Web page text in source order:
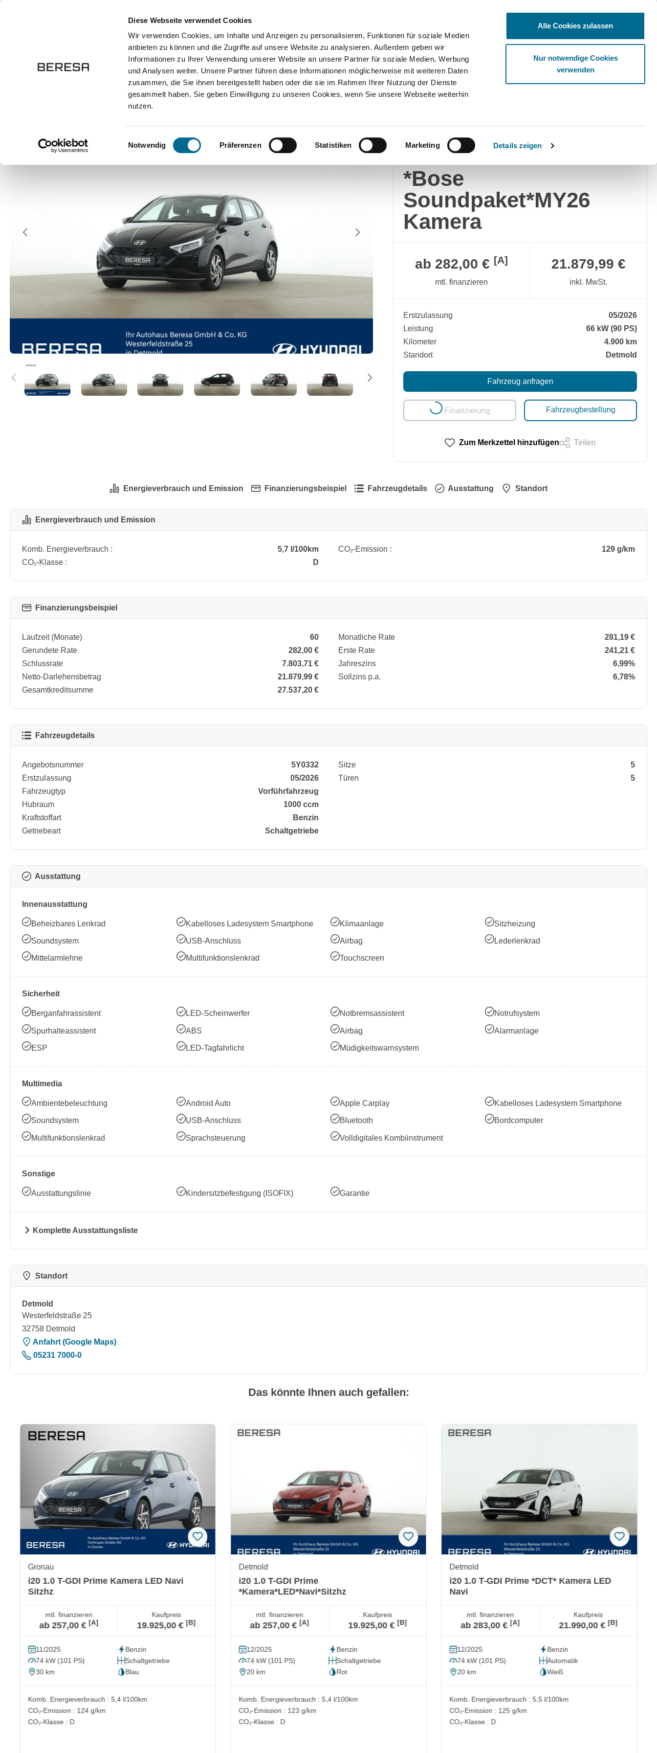
Diese Webseite verwendet Cookies
Wir verwenden Cookies, um Inhalte und Anzeigen zu personalisieren, Funktionen für soziale Medien
anbieten zu können und die Zugriffe auf unsere Website zu analysieren. Außerdem geben wir
Informationen zu Ihrer Verwendung unserer Website an unsere Partner für soziale Medien, Werbung
und Analysen weiter. Unsere Partner führen diese Informationen möglicherweise mit weiteren Daten
zusammen, die Sie ihnen bereitgestellt haben oder die sie im Rahmen Ihrer Nutzung der Dienste
gesammelt haben. Sie geben Einwilligung zu unseren Cookies, wenn Sie unsere Webseite weiterhin
nutzen.
Einwilligungsauswahl
Notwendig Präferenzen Statistiken Marketing Details zeigen
Alle Cookies zulassen
Nur notwendige Cookies
verwenden
Onlineshop
Hyundai
i20 1.0 T-GDI Trend
*Bose
Soundpaket*MY26
Kamera
21.879,99 €
inkl. MwSt.
ab 282,00 € [A]
mtl. finanzieren
Erstzulassung
05/2026
Leistung
66 kW (90 PS)
Kilometer
4.900 km
Standort
Detmold
Fahrzeug anfragen
Loading...
Finanzierung Fahrzeugbestellung
Zum Merkzettel hinzufügen Teilen
Energieverbrauch und Emission Finanzierungsbeispiel Fahrzeugdetails Ausstattung Standort
Energieverbrauch und Emission
Komb. Energieverbrauch : 5,7 l/100km CO₂-Emission :
129 g/km
CO₂-Klasse :
D
Finanzierungsbeispiel
Laufzeit (Monate) 60 Monatliche Rate
281,19 €
Gerundete Rate
282,00 € Erste Rate
241,21 €
Schlussrate
7.803,71 € Jahreszins
6,99%
Netto-Darlehensbetrag
21.879,99 € Sollzins p.a.
6,78%
Gesamtkreditsumme
27.537,20 €
Fahrzeugdetails
Angebotsnummer
5Y0332
Erstzulassung
05/2026
Fahrzeugtyp
Vorführfahrzeug
Hubraum
1000 ccm
Kraftstoffart
Benzin
Getriebeart
Schaltgetriebe
Sitze
5
Türen
5
Ausstattung
Innenausstattung
Beheizbares Lenkrad Kabelloses Ladesystem Smartphone Klimaanlage Sitzheizung
Soundsystem USB-Anschluss Airbag Lederlenkrad
Mittelarmlehne Multifunktionslenkrad Touchscreen
Sicherheit
Berganfahrassistent LED-Scheinwerfer Notbremsassistent Notrufsystem
Spurhalteassistent ABS Airbag Alarmanlage
ESP LED-Tagfahrlicht Müdigkeitswarnsystem
Multimedia
Ambientebeleuchtung Android Auto Apple Carplay Kabelloses Ladesystem Smartphone
Soundsystem USB-Anschluss Bluetooth Bordcomputer
Multifunktionslenkrad Sprachsteuerung Volldigitales Kombiinstrument
Sonstige
Ausstattungslinie Kindersitzbefestigung (ISOFIX) Garantie
Komplette Ausstattungsliste
Standort
Detmold
Westerfeldstraße 25
32758 Detmold
Anfahrt (Google Maps)
05231 7000-0
Das könnte Ihnen auch gefallen:
Gronau
i20 1.0 T-GDI Prime Kamera LED Navi
Sitzhz
mtl. finanzieren
ab 257,00 €[A]
Kaufpreis
19.925,00 €[B]
11/2025
Benzin
74 kW (101 PS)
Schaltgetriebe
30 km
Blau
Komb. Energieverbrauch : 5,4 l/100km
CO₂-Emission : 124 g/km
CO₂-Klasse : D
Detmold
i20 1.0 T-GDI Prime
*Kamera*LED*Navi*Sitzhz
mtl. finanzieren
ab 257,00 €[A]
Kaufpreis
19.925,00 €[B]
12/2025
Benzin
74 kW (101 PS)
Schaltgetriebe
20 km
Rot
Komb. Energieverbrauch : 5,4 l/100km
CO₂-Emission : 123 g/km
CO₂-Klasse : D
Detmold
i20 1.0 T-GDI Prime *DCT* Kamera LED
Navi
mtl. finanzieren
ab 283,00 €[A]
Kaufpreis
21.990,00 €[B]
12/2025
Benzin
74 kW (101 PS)
Automatik
20 km
Weiß
Komb. Energieverbrauch : 5,5 l/100km
CO₂-Emission : 125 g/km
CO₂-Klasse : D